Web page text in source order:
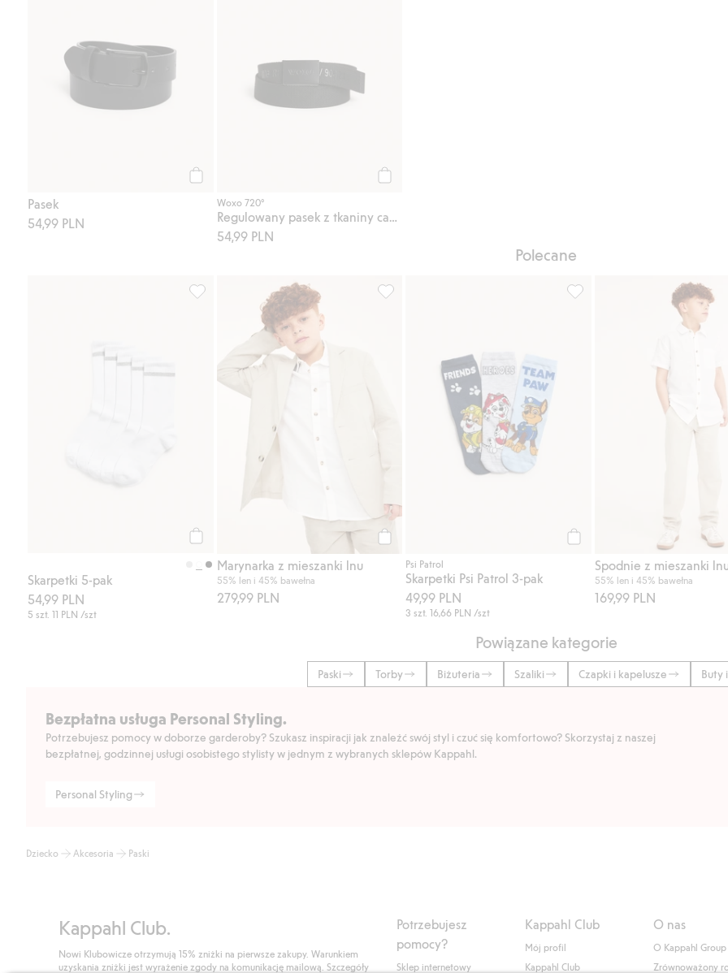
Pasek
54,99 PLN
Woxo 720°
Regulowany pasek z tkaniny canvas
54,99 PLN
Polecane
Skarpetki 5-pak
54,99 PLN
5 szt. 11 PLN /szt
Skarpetki 5-pak, Dodaj do listy ulubione
Kup
Marynarka z mieszanki lnu
55% len i 45% bawełna
279,99 PLN
Psi Patrol
Skarpetki Psi Patrol 3-pak
49,99 PLN
3 szt.16,66 PLN /szt
Skarpetki Psi Patrol 3-pak,
Spodnie z mieszanki
55% len i 45% bawełna
169,99 PLN
Powiązane kategorie
Paski Torby Biżuteria Szaliki Czapki i kapelusze Buty
Bezpłatna usługa Personal Styling.
Potrzebujesz pomocy w doborze garderoby? Szukasz inspiracji jak znaleźć swój styl i czuć się komfortowo? Skorzystaj z naszej
bezpłatnej, godzinnej usługi osobistego stylisty w jednym z wybranych sklepów Kappahl.
Personal Styling
Dziecko Akcesoria Paski
Kappahl Club.
Nowi Klubowicze otrzymują 15% zniżki na pierwsze zakupy. Warunkiem
uzyskania zniżki jest wyrażenie zgody na komunikację mailową. Szczegóły
Potrzebujesz
pomocy?
Sklep internetowy
Kappahl Club
Mój profil
Kappahl Club
O nas
O Kappahl Group
Zrównoważony